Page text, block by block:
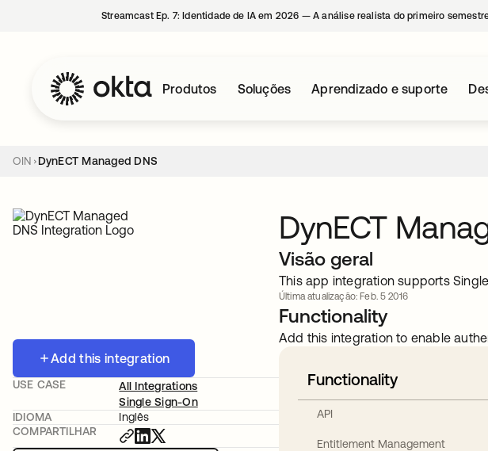
Streamcast Ep. 7: Identidade de IA em 2026 — A análise realista do primeiro
Produtos Soluções Aprendizado e suporte
OIN DynECT Managed DNS
Add this integration
USE CASE
All Integrations
Single Sign-On
IDIOMA
Inglês
COMPARTILHAR
DynECT
Visão geral
This app integration supports
Última atualização: Feb. 5 2016
Functionality
Add this integration to enable
Functionality
API
Entitlement Management